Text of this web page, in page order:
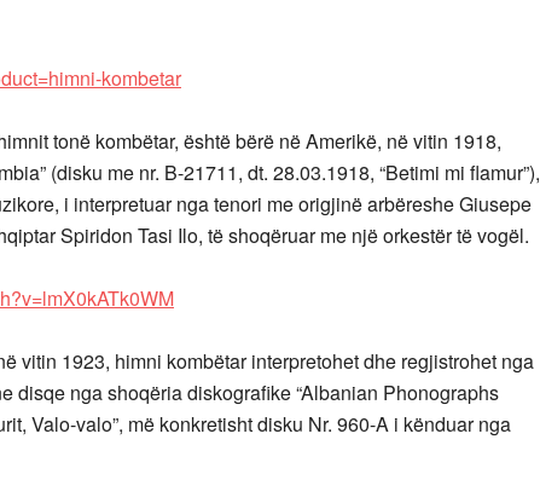
kombetar
tonë kombëtar, është bërë në Amerikë, në vitin 1918,
(disku me nr. B-21711, dt. 28.03.1918, “Betimi mi flamur”),
i interpretuar nga tenori me origjinë arbëreshe Giusepe
Spiridon Tasi Ilo, të shoqëruar me një orkestër të vogël.
vitin 1923, himni kombëtar interpretohet dhe regjistrohet nga
disqe nga shoqëria diskografike “Albanian Phonographs
Valo-valo”, më konkretisht disku Nr. 960-A i kënduar nga